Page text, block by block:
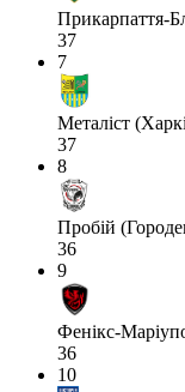
Прикарпаття-
37
7
Металіст
37
8
Пробій
36
9
Фенікс-
36
10